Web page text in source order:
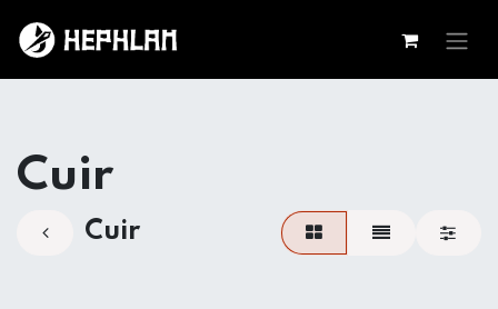
Cuir
Cuir